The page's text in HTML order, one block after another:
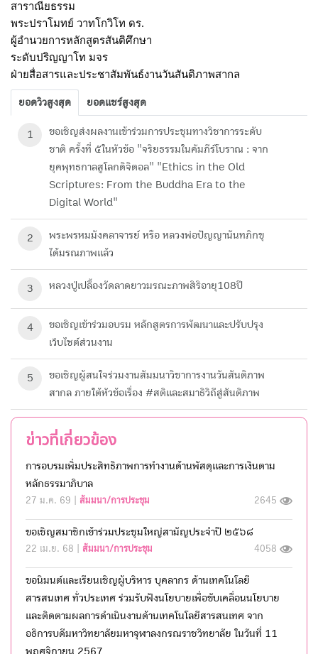
สาราณียธรรม
พระปราโมทย์ วาทโกวิโท ดร.
ผู้อำนวยการหลักสูตรสันติศึกษา
ระดับปริญญาโท มจร
ฝ่ายสื่อสารและประชาสัมพันธ์งานวันสันติภาพสากล
ยอดวิวสูงสุด ยอดแชร์สูงสุด
1
ขอเชิญส่งผลงานเข้าร่วมการประชุมทางวิชาการระดับ
ชาติ ครั้งที่ ๕ในหัวข้อ "จริยธรรมในคัมภีร์โบราณ : จาก
ยุคพุทธกาลสูโลกดิจิตอล" "Ethics in the Old
Scriptures: From the Buddha Era to the
Digital World"
2
พระพรหมมังคลาจารย์ หรือ หลวงพ่อปัญญานันทภิกขุ
ได้มรณภาพแล้ว
3 หลวงปู่เปลื้องวัดลาดยาวมรณะภาพสิริอายุ108ปี
4
ขอเชิญเข้าร่วมอบรม หลักสูตรการพัฒนาและปรับปรุง
เว็บไซต์ส่วนงาน
5
ขอเชิญผู้สนใจร่วมงานสัมมนาวิชาการงานวันสันติภาพ
สากล ภายใต้หัวข้อเรื่อง #สติและสมาธิวิถีสู่สันติภาพ
ข่าวที่เกี่ยวข้อง
การอบรมเพิ่มประสิทธิภาพการทำงานด้านพัสดุและการเงินตาม
หลักธรรมาภิบาล
27 ม.ค. 69 | สัมมนา/การประชุม 2645
ขอเชิญสมาชิกเข้าร่วมประชุมใหญ่สามัญประจำปี ๒๕๖๘
22 เม.ย. 68 | สัมมนา/การประชุม 4058
ขอนิมนต์และเรียนเชิญผู้บริหาร บุคลากร ด้านเทคโนโลยี
สารสนเทศ ทั่วประเทศ ร่วมรับฟังนโยบายเพื่อขับเคลื่อนนโยบาย
และติดตามผลการดำเนินงานด้านเทคโนโลยีสารสนเทศ จาก
อธิการบดีมหาวิทยาลัยมหาจุฬาลงกรณราชวิทยาลัย ในวันที่ 11
พฤศจิกายน 2567